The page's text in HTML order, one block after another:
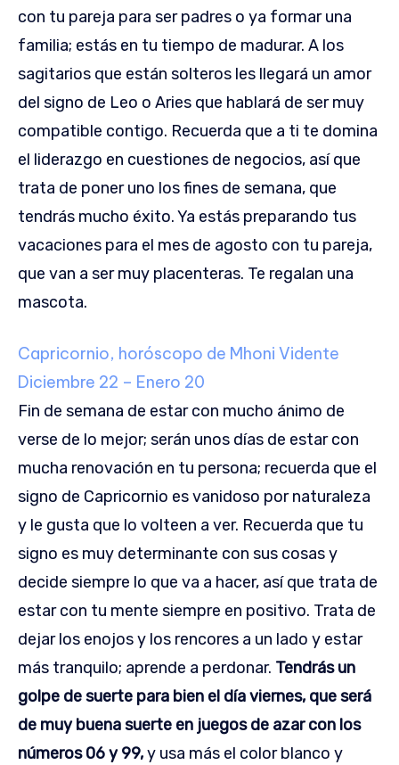
con tu pareja para ser padres o ya formar una
familia; estás en tu tiempo de madurar. A los
sagitarios que están solteros les llegará un amor
del signo de Leo o Aries que hablará de ser muy
compatible contigo. Recuerda que a ti te domina
el liderazgo en cuestiones de negocios, así que
trata de poner uno los fines de semana, que
tendrás mucho éxito. Ya estás preparando tus
vacaciones para el mes de agosto con tu pareja,
que van a ser muy placenteras. Te regalan una
mascota.
Capricornio, horóscopo de Mhoni Vidente
Diciembre 22 – Enero 20
Fin de semana de estar con mucho ánimo de
verse de lo mejor; serán unos días de estar con
mucha renovación en tu persona; recuerda que el
signo de Capricornio es vanidoso por naturaleza
y le gusta que lo volteen a ver. Recuerda que tu
signo es muy determinante con sus cosas y
decide siempre lo que va a hacer, así que trata de
estar con tu mente siempre en positivo. Trata de
dejar los enojos y los rencores a un lado y estar
más tranquilo; aprende a perdonar. Tendrás un
golpe de suerte para bien el día viernes, que será
de muy buena suerte en juegos de azar con los
números 06 y 99,y usa más el color blanco y